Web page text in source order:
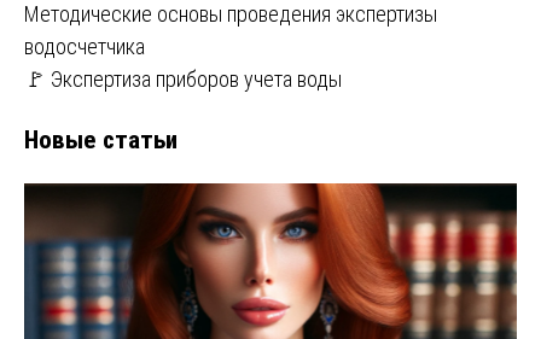
Методические основы проведения экспертизы
водосчетчика
🚩 Экспертиза приборов учета воды
Новые статьи